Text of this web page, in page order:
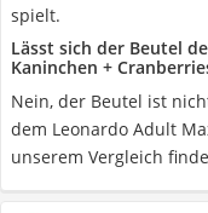
spielt.
Lässt sich der Beutel
Kaninchen +
Nein, der Beutel ist
dem Leonardo Adult
unserem Vergleich